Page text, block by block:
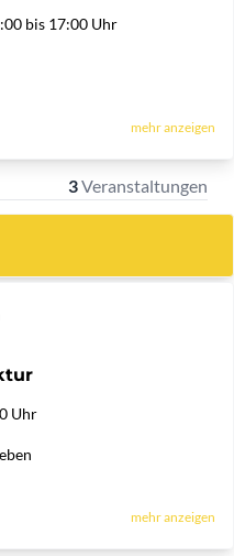
bis 17:00 Uhr
mehr anzeigen
3Veranstaltungen
Uhr
mehr anzeigen